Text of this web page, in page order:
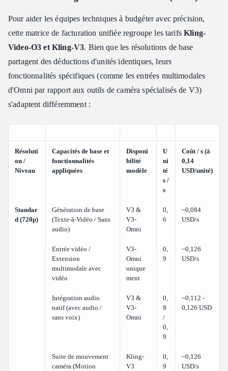
Pour aider les équipes techniques à budgéter avec précision,
cette matrice de facturation unifiée regroupe les tarifsKling-
Video-O3 et Kling-V3. Bien que les résolutions de base
partagent des déductions d'unités identiques, leurs
fonctionnalités spécifiques (comme les entrées multimodales
d'Omni par rapport aux outils de caméra spécialisés de V3)
s'adaptent différemment :
Résoluti
on /
Niveau
Capacités de base et
fonctionnalités
appliquées
Disponi
bilité
modèle
U
ni
té
s /
s
Coût / s (à
0,14
USD/unité)
Standar
d (720p)
Génération de base
(Texte-à-Vidéo / Sans
audio)
V3 &
V3-
Omni
0,
6
~0,084
USD/s
Entrée vidéo /
Extension
multimodale avec
vidéo
V3-
Omni
unique
ment
0,
9
~0,126
USD/s
Intégration audio
natif (avec audio /
sans voix)
V3 &
V3-
Omni
0,
8
/
0,
9
~0,112 -
0,126 USD
Suite de mouvement
caméra (Motion
Kling-
V3
0,
9
~0,126
USD/s